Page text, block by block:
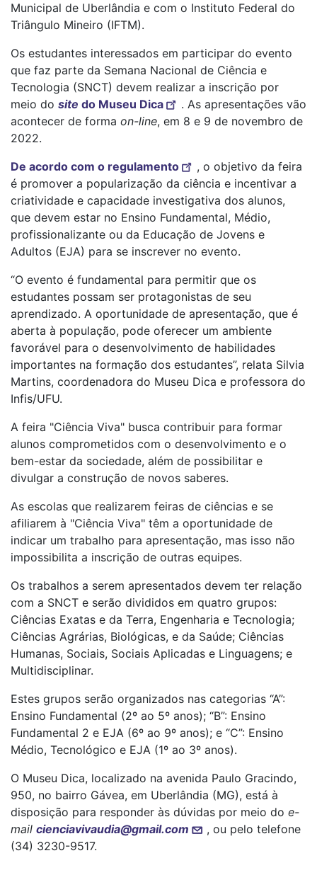
Municipal de Uberlândia e com o Instituto Federal do
Triângulo Mineiro (IFTM).
Os estudantes interessados em participar do evento
que faz parte da Semana Nacional de Ciência e
Tecnologia (SNCT) devem realizar a inscrição por
meio do site do Museu Dica
. As apresentações vão
acontecer de forma on-line, em 8 e 9 de novembro de
2022.
De acordo com o regulamento
, o objetivo da feira
é promover a popularização da ciência e incentivar a
criatividade e capacidade investigativa dos alunos,
que devem estar no Ensino Fundamental, Médio,
profissionalizante ou da Educação de Jovens e
Adultos (EJA) para se inscrever no evento.
“O evento é fundamental para permitir que os
estudantes possam ser protagonistas de seu
aprendizado. A oportunidade de apresentação, que é
aberta à população, pode oferecer um ambiente
favorável para o desenvolvimento de habilidades
importantes na formação dos estudantes”, relata Silvia
Martins, coordenadora do Museu Dica e professora do
Infis/UFU.
A feira "Ciência Viva" busca contribuir para formar
alunos comprometidos com o desenvolvimento e o
bem-estar da sociedade, além de possibilitar e
divulgar a construção de novos saberes.
As escolas que realizarem feiras de ciências e se
afiliarem à "Ciência Viva" têm a oportunidade de
indicar um trabalho para apresentação, mas isso não
impossibilita a inscrição de outras equipes.
Os trabalhos a serem apresentados devem ter relação
com a SNCT e serão divididos em quatro grupos:
Ciências Exatas e da Terra, Engenharia e Tecnologia;
Ciências Agrárias, Biológicas, e da Saúde; Ciências
Humanas, Sociais, Sociais Aplicadas e Linguagens; e
Multidisciplinar.
Estes grupos serão organizados nas categorias “A”:
Ensino Fundamental (2º ao 5º anos); “B”: Ensino
Fundamental 2 e EJA (6º ao 9º anos); e “C”: Ensino
Médio, Tecnológico e EJA (1º ao 3º anos).
O Museu Dica, localizado na avenida Paulo Gracindo,
950, no bairro Gávea, em Uberlândia (MG), está à
disposição para responder às dúvidas por meio do e-
mail cienciavivaudia@gmail.com
, ou pelo telefone
(34) 3230-9517.